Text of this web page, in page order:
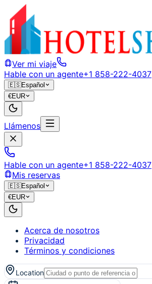
Ver mi viaje
Hable con un agente+1 858-222-4037
🇪🇸Español
€EUR
Llámenos
Hable con un agente+1 858-222-4037
Mis reservas
🇪🇸Español
€EUR
Acerca de nosotros
Privacidad
Términos y condiciones
Location